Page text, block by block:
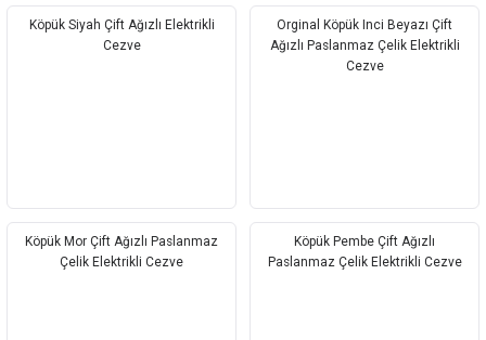
Köpük Siyah Çift Ağızlı Elektrikli
Cezve
Orginal Köpük Inci Beyazı Çift
Ağızlı Paslanmaz Çelik Elektrikli
Cezve
Köpük Mor Çift Ağızlı Paslanmaz
Çelik Elektrikli Cezve
Köpük Pembe Çift Ağızlı
Paslanmaz Çelik Elektrikli Cezve